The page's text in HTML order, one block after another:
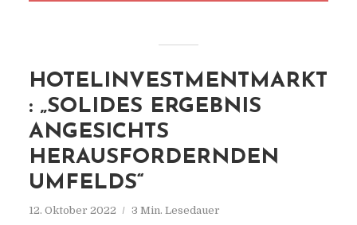
HOTELINVESTMENTMARKT
: „SOLIDES ERGEBNIS
ANGESICHTS
HERAUSFORDERNDEN
UMFELDS“
12. Oktober 2022 3 Min. Lesedauer